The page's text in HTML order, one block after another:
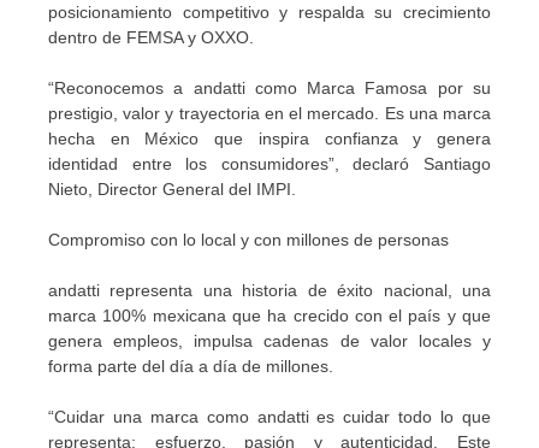
posicionamiento competitivo y respalda su crecimiento
dentro de FEMSA y OXXO.
“Reconocemos a andatti como Marca Famosa por su
prestigio, valor y trayectoria en el mercado. Es una marca
hecha en México que inspira confianza y genera
identidad entre los consumidores”, declaró Santiago
Nieto, Director General del IMPI.
Compromiso con lo local y con millones de personas
andatti representa una historia de éxito nacional, una
marca 100% mexicana que ha crecido con el país y que
genera empleos, impulsa cadenas de valor locales y
forma parte del día a día de millones.
“Cuidar una marca como andatti es cuidar todo lo que
representa: esfuerzo, pasión y autenticidad. Este